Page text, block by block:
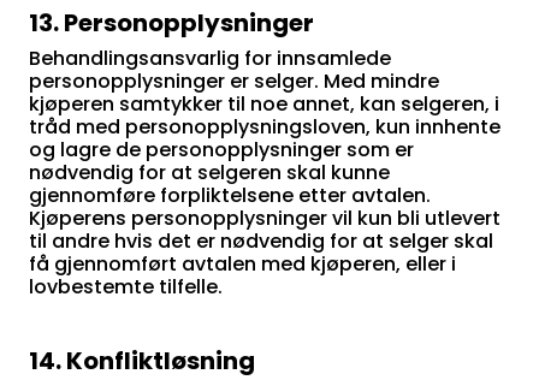
13. Personopplysninger
Behandlingsansvarlig for innsamlede
personopplysninger er selger. Med mindre
kjøperen samtykker til noe annet, kan selgeren, i
tråd med personopplysningsloven, kun innhente
og lagre de personopplysninger som er
nødvendig for at selgeren skal kunne
gjennomføre forpliktelsene etter avtalen.
Kjøperens personopplysninger vil kun bli utlevert
til andre hvis det er nødvendig for at selger skal
få gjennomført avtalen med kjøperen, eller i
lovbestemte tilfelle.
14. Konfliktløsning